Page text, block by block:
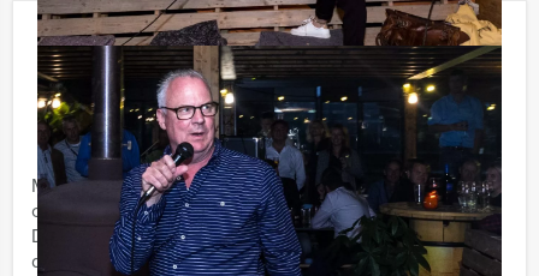
City Adventure in Volendam
Vanaf€ 27,50 p.p. excl. BTW
Vanaf 12 personen ‐ 2 uur en 30 minuten
Met deze digitale speurtocht gaan jullie op
ontdekkingsreis. Elk team gaat met een tablet op pad.
De tablet leidt jullie door de stad en brengt jullie langs
de ...